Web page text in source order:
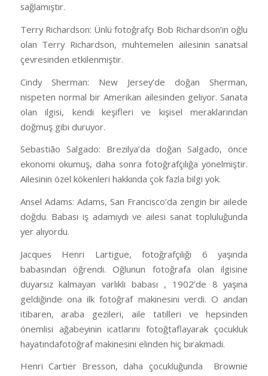
sağlamıştır.
Terry Richardson: Ünlü fotoğrafçı Bob Richardson’ın oğlu
olan Terry Richardson, muhtemelen ailesinin sanatsal
çevresinden etkilenmiştir.
Cindy Sherman: New Jersey’de doğan Sherman,
nispeten normal bir Amerikan ailesinden geliyor. Sanata
olan ilgisi, kendi keşifleri ve kişisel meraklarından
doğmuş gibi duruyor.
Sebastião Salgado: Brezilya’da doğan Salgado, önce
ekonomi okumuş, daha sonra fotoğrafçılığa yönelmiştir.
Ailesinin özel kökenleri hakkında çok fazla bilgi yok.
Ansel Adams: Adams, San Francisco’da zengin bir ailede
doğdu. Babası iş adamıydı ve ailesi sanat topluluğunda
yer alıyordu.
Jacques Henri Lartigue, fotoğrafçılığı 6 yaşında
babasından öğrendi. Oğlunun fotoğrafa olan ilgisine
duyarsız kalmayan varlıklı babası , 1902’de 8 yaşına
geldiğinde ona ilk fotoğraf makinesini verdi. O andan
itibaren, araba gezileri, aile tatilleri ve hepsinden
önemlisi ağabeyinin icatlarını fotoğtaflayarak çocukluk
hayatındafotoğraf makinesini elinden hiç bırakmadı.
Henri Cartier Bresson, daha çocukluğunda Brownie